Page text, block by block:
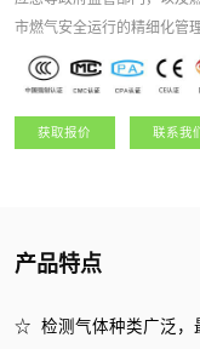
获取报价 联系我
产品特点
☆ 检测气体种类广泛，